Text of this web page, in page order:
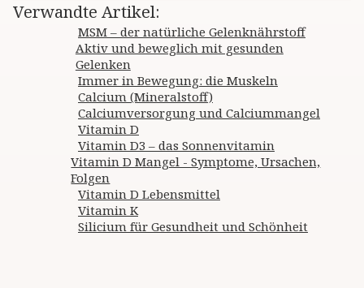
Verwandte Artikel:
MSM – der natürliche Gelenknährstoff
Aktiv und beweglich mit gesunden
Gelenken
Immer in Bewegung: die Muskeln
Calcium (Mineralstoff)
Calciumversorgung und Calciummangel
Vitamin D
Vitamin D3 – das Sonnenvitamin
Vitamin D Mangel - Symptome, Ursachen,
Folgen
Vitamin D Lebensmittel
Vitamin K
Silicium für Gesundheit und Schönheit